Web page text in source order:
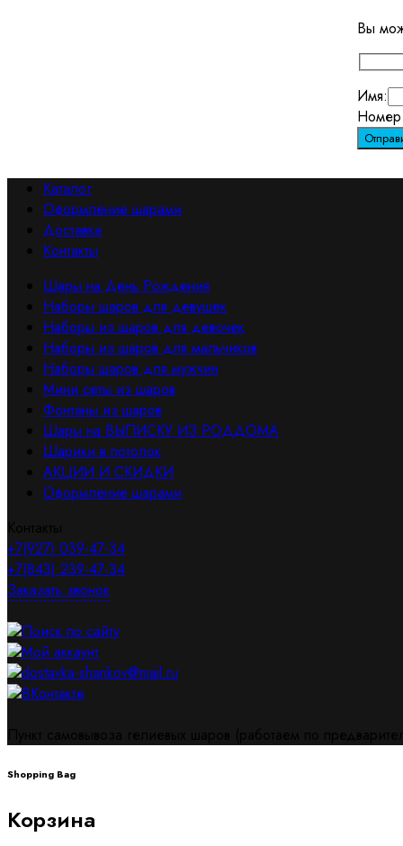
Вы
Имя:
Номер
Каталог
Оформление шарами
Доставка
Контакты
Шары на День Рождения
Наборы шаров для девушек
Наборы из шаров для девочек
Наборы из шаров для мальчиков
Наборы шаров для мужчин
Мини сеты из шаров
Фонтаны из шаров
Шары на ВЫПИСКУ ИЗ РОДДОМА
Шарики в потолок
АКЦИИ И СКИДКИ
Оформление шарами
+7(927) 039-47-34
+7(843) 239-47-34
Заказать звонок
Поиск по сайту
Мой аккаунт
dostavka-sharikov@mail.ru
ВКонтакте
Shopping Bag
Корзина